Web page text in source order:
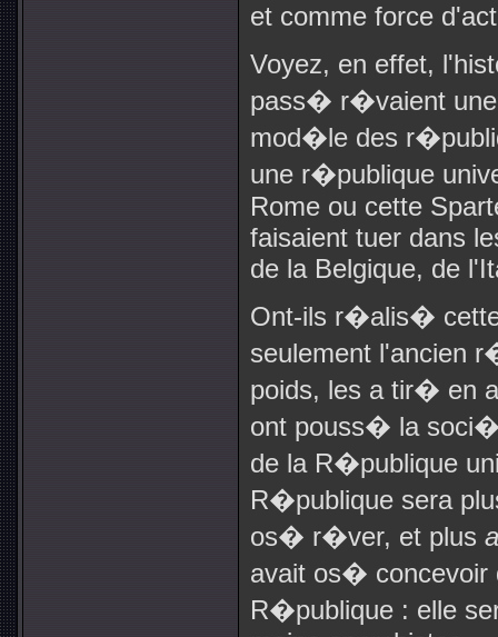
et comme force
Voyez, en effet,
pass� r�vaient
mod�le des
une r�publique
Rome ou cette
faisaient tuer dans
de la Belgique, de
Ont-ils r�alis�
seulement l'ancien
poids, les a tir� en
ont pouss� la
de la R�publique
R�publique sera
os� r�ver, et plus
avait os� concevoir
R�publique : elle